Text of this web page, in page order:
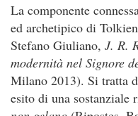
La componente
ed archetipico di
Stefano Giuliano, J. R.
modernità nel Signore
Milano 2013). Si tratta
esito di una sostanziale